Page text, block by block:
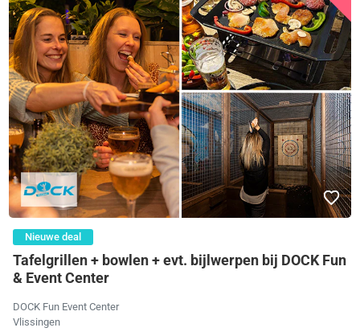
Nieuwe deal
Tafelgrillen + bowlen + evt. bijlwerpen bij DOCK Fun
& Event Center
DOCK Fun Event Center
Vlissingen